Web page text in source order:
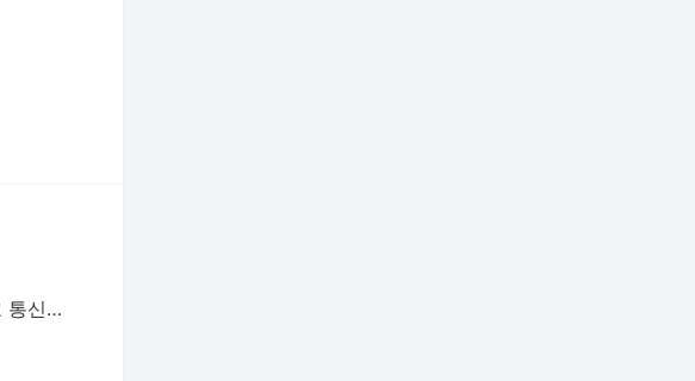
달은 제2의 지구…물자 자급자족하고 통신망·위성항법도 이용한다